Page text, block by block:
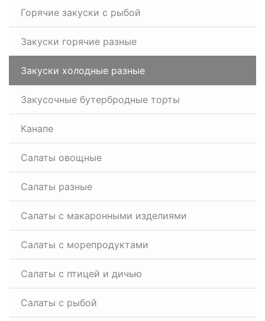
Горячие закуски с рыбой
Закуски горячие разные
Закуски холодные разные
Закусочные бутербродные торты
Канапе
Салаты овощные
Салаты разные
Салаты с макаронными изделиями
Салаты с морепродуктами
Салаты с птицей и дичью
Салаты с рыбой